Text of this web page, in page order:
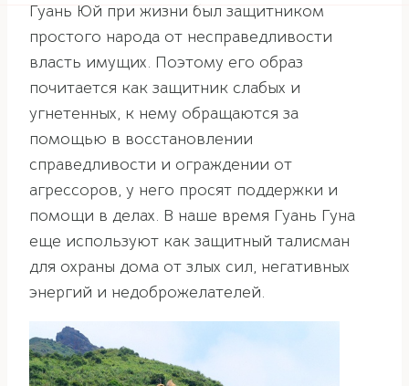
Гуань Юй при жизни был защитником
простого народа от несправедливости
власть имущих. Поэтому его образ
почитается как защитник слабых и
угнетенных, к нему обращаются за
помощью в восстановлении
справедливости и ограждении от
агрессоров, у него просят поддержки и
помощи в делах. В наше время Гуань Гуна
еще используют как защитный талисман
для охраны дома от злых сил, негативных
энергий и недоброжелателей.